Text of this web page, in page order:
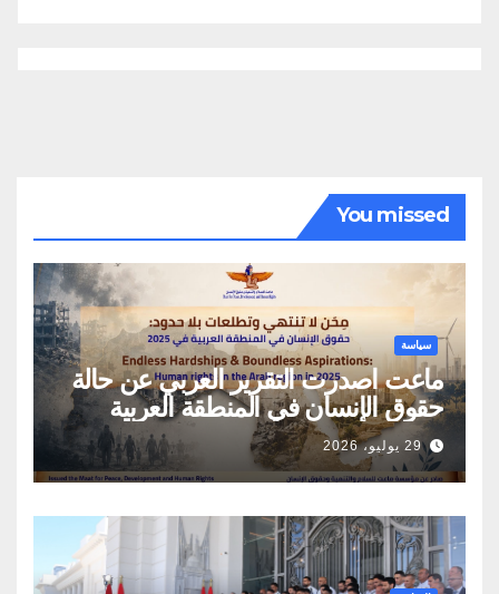
You missed
سياسة
ماعت اصدرت التقرير العربي عن حالة
حقوق الإنسان في المنطقة العربية
29 يوليو، 2026